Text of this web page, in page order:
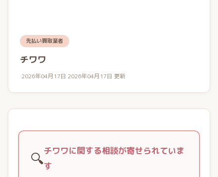
先払い買取業者
チワワ
2026年04月17日 2026年04月17日 更新
🔍チワワに関する相談が寄せられていま
す